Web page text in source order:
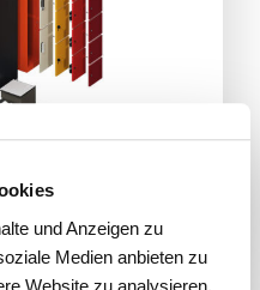
und Anzeigen zu
Medien anbieten zu
Website zu analysieren.